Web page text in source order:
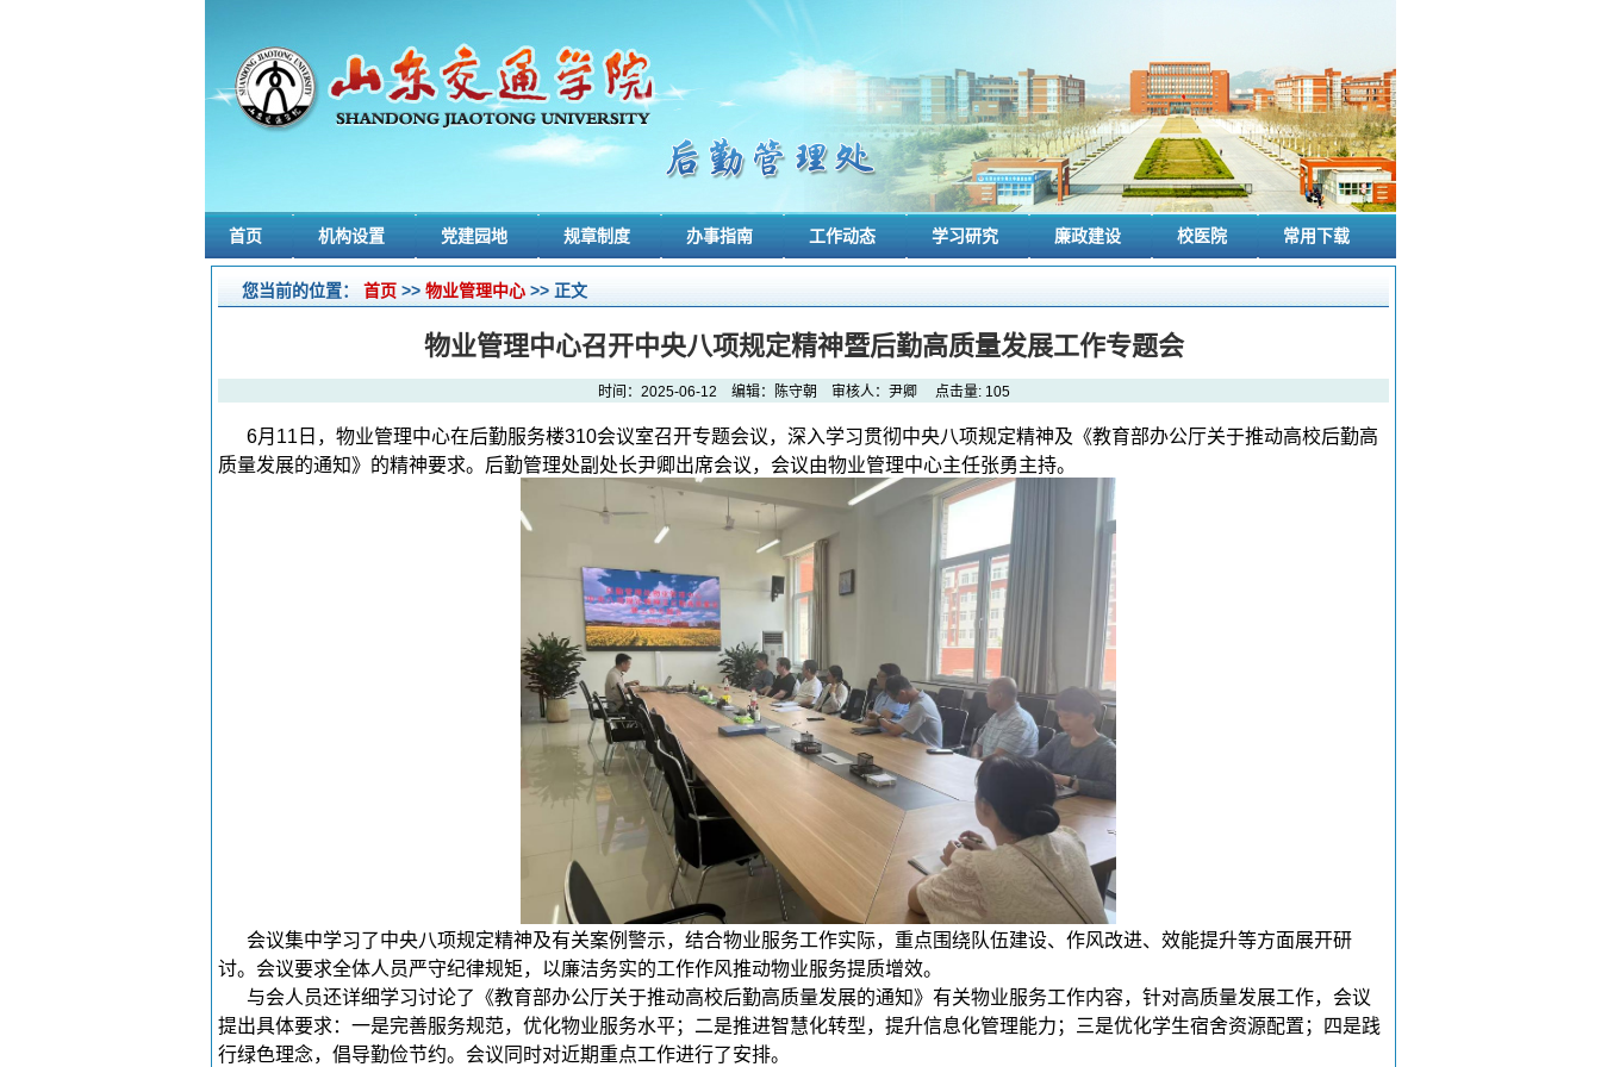
首页 机构设置 党建园地 规章制度 办事指南 工作动态 学习研究 廉政建设 校医院 常用下载
您当前的位置： 首页 >> 物业管理中心 >> 正文
物业管理中心召开中央八项规定精神暨后勤高质量发展工作专题会
时间：2025-06-12 编辑：陈守朝 审核人：尹卿 点击量: 105
6月11日，物业管理中心在后勤服务楼310会议室召开专题会议，深入学习贯彻中央八项规定精神及《教育部办公厅关于推动高校后勤高
质量发展的通知》的精神要求。后勤管理处副处长尹卿出席会议，会议由物业管理中心主任张勇主持。
会议集中学习了中央八项规定精神及有关案例警示，结合物业服务工作实际，重点围绕队伍建设、作风改进、效能提升等方面展开研
讨。会议要求全体人员严守纪律规矩，以廉洁务实的工作作风推动物业服务提质增效。
与会人员还详细学习讨论了《教育部办公厅关于推动高校后勤高质量发展的通知》有关物业服务工作内容，针对高质量发展工作，会议
提出具体要求：一是完善服务规范，优化物业服务水平；二是推进智慧化转型，提升信息化管理能力；三是优化学生宿舍资源配置；四是践
行绿色理念，倡导勤俭节约。会议同时对近期重点工作进行了安排。